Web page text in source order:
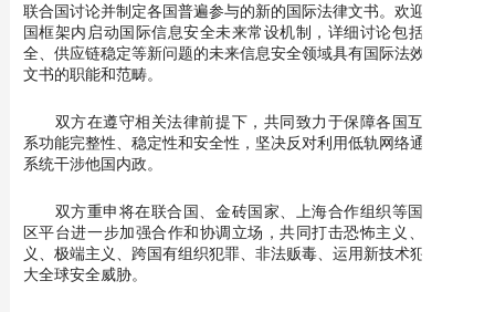
联合国讨论并制定各国普遍参与的新的国际法律文书。欢迎在联合
国框架内启动国际信息安全未来常设机制，详细讨论包括数据安
全、供应链稳定等新问题的未来信息安全领域具有国际法效力法律
文书的职能和范畴。
双方在遵守相关法律前提下，共同致力于保障各国互联网体
系功能完整性、稳定性和安全性，坚决反对利用低轨网络通信卫星
系统干涉他国内政。
双方重申将在联合国、金砖国家、上海合作组织等国际和地
区平台进一步加强合作和协调立场，共同打击恐怖主义、分裂主
义、极端主义、跨国有组织犯罪、非法贩毒、运用新技术犯罪等重
大全球安全威胁。